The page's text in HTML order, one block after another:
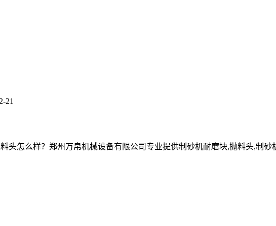
21
头怎么样？郑州万帛机械设备有限公司专业提供制砂机耐磨块,抛料头,制砂